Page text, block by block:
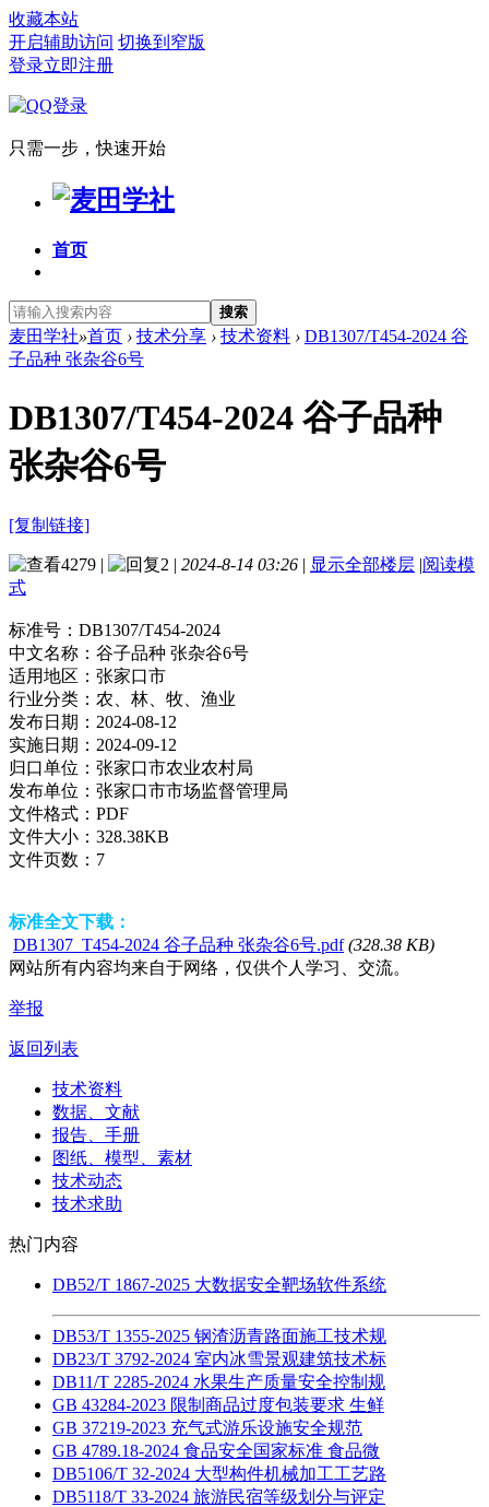
收藏本站
开启辅助访问 切换到窄版
登录立即注册
只需一步，快速开始
首页
搜索
麦田学社»首页 › 技术分享 › 技术资料 › DB1307/T454-2024 谷
子品种 张杂谷6号
DB1307/T454-2024 谷子品种
张杂谷6号
[复制链接]
4279 | 2 | 2024-8-14 03:26 | 显示全部楼层 |阅读模
式
标准号： DB1307/T454-2024
中文名称： 谷子品种 张杂谷6号
适用地区： 张家口市
行业分类： 农、林、牧、渔业
发布日期： 2024-08-12
实施日期： 2024-09-12
归口单位： 张家口市农业农村局
发布单位： 张家口市市场监督管理局
文件格式： PDF
文件大小： 328.38KB
文件页数： 7
标准全文下载：
DB1307_T454-2024 谷子品种 张杂谷6号.pdf (328.38 KB)
网站所有内容均来自于网络，仅供个人学习、交流。
举报
返回列表
技术资料
数据、文献
报告、手册
图纸、模型、素材
技术动态
技术求助
热门内容
DB52/T 1867-2025 大数据安全靶场软件系统
DB53/T 1355-2025 钢渣沥青路面施工技术规
DB23/T 3792-2024 室内冰雪景观建筑技术标
DB11/T 2285-2024 水果生产质量安全控制规
GB 43284-2023 限制商品过度包装要求 生鲜
GB 37219-2023 充气式游乐设施安全规范
GB 4789.18-2024 食品安全国家标准 食品微
DB5106/T 32-2024 大型构件机械加工工艺路
DB5118/T 33-2024 旅游民宿等级划分与评定